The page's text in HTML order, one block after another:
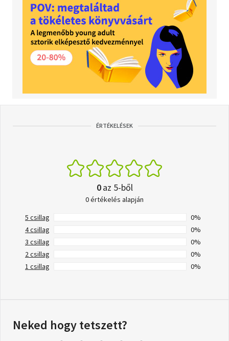
ÉRTÉKELÉSEK
0az 5-ből
0 értékelés alapján
5 csillag
0%
4 csillag
0%
3 csillag
0%
2 csillag
0%
1 csillag
0%
Neked hogy tetszett?